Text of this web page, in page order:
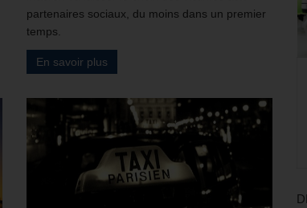
partenaires sociaux, du moins dans un premier
temps.
En savoir plus